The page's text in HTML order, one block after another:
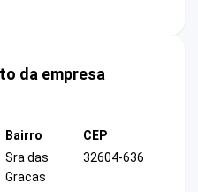
da empresa
Bairro
Sra das
Gracas
CEP
32604-636